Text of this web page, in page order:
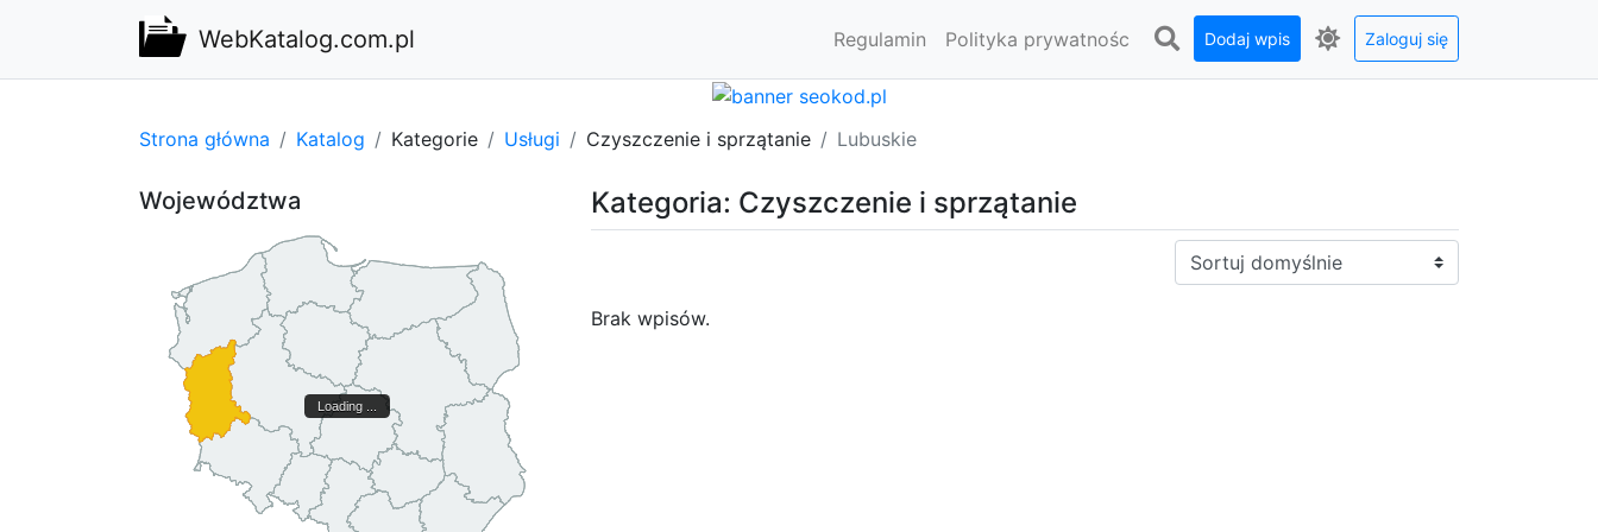
WebKatalog.com.pl Regulamin Polityka prywatnośc Dodaj wpis Zaloguj się
Strona główna Katalog Kategorie Usługi Czyszczenie i sprzątanie Lubuskie
Kategoria: Czyszczenie i sprzątanie
Sortuj:
Brak wpisów.
Województwa
Loading ...